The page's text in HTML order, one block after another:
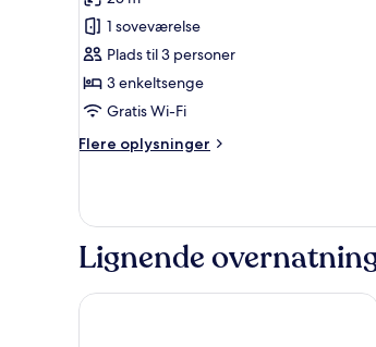
billeder
af
Værelse
til
3
1 soveværelse
Plads til 3 personer
3 enkeltsenge
Gratis Wi-Fi
Flere oplysninger
Flere
til
personer
Lignende
Royal hotel tanta